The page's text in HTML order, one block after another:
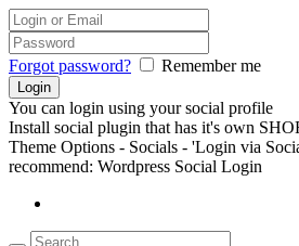
Forgot password? Remember me
You can login using your social profile
Install social plugin that has it's own
Theme Options - Socials - 'Login via
recommend: Wordpress Social Login